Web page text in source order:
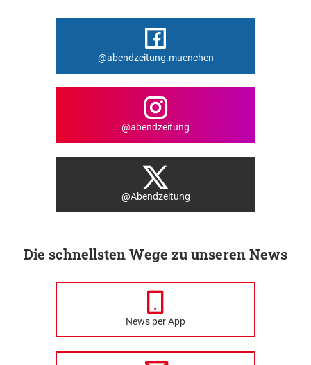
@abendzeitung.muenchen
@abendzeitung
@Abendzeitung
Die schnellsten Wege zu unseren News
News per App